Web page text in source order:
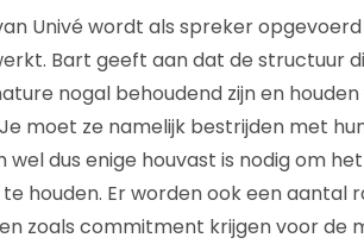
Univé wordt als spreker
Bart geeft aan dat de structuur
nogal behoudend zijn en
moet ze namelijk bestrijden met
dus enige houvast is nodig om
houden. Er worden ook een aantal
zoals commitment krijgen voor de